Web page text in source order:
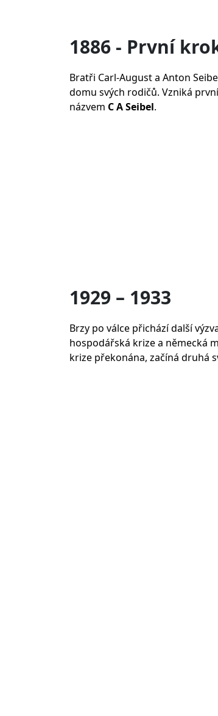
1886 - První
Bratři Carl-August a Anton
domu svých rodičů. Vzniká
názvem C A Seibel.
1929 – 1933
Brzy po válce přichází další
hospodářská krize a německá
krize překonána, začíná druhá